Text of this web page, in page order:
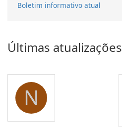
Boletim informativo atual
Últimas atualizações
N